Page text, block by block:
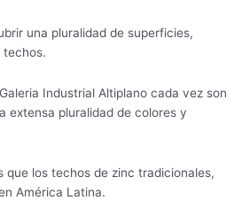
una pluralidad de superficies,
techos.
Industrial Altiplano cada vez son
extensa pluralidad de colores y
que los techos de zinc tradicionales,
América Latina.